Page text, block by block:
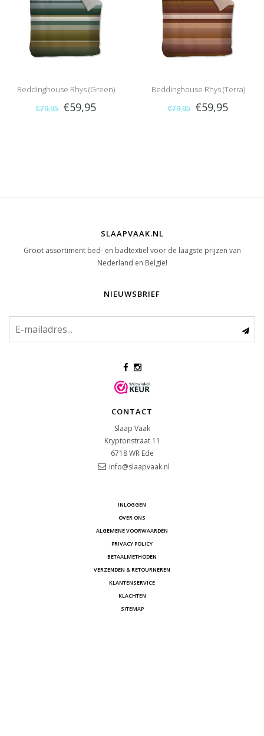
Beddinghouse Rhys (Green)
€79,95 €59,95
Beddinghouse Rhys (Terra)
€79,95 €59,95
SLAAPVAAK.NL
Groot assortiment bed- en badtextiel voor de laagste prijzen van
Nederland en België!
NIEUWSBRIEF
CONTACT
Slaap Vaak
Kryptonstraat 11
6718 WR Ede
info@slaapvaak.nl
INLOGGEN
OVER ONS
ALGEMENE VOORWAARDEN
PRIVACY POLICY
BETAALMETHODEN
VERZENDEN & RETOURNEREN
KLANTENSERVICE
KLACHTEN
SITEMAP